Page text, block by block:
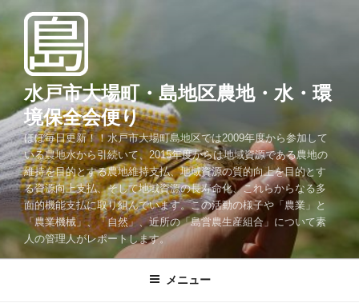
ス
キ
ッ
プ
水戸市大場町・島地区農地・水・環
境保全会便り
ほぼ毎日更新！！水戸市大場町島地区では2009年度から参加して
いる農地水から引続いて、2015年度からは地域資源である農地の
維持を目的とする農地維持支払、地域資源の質的向上を目的とす
る資源向上支払、そして地域資源の長寿命化、これらからなる多
面的機能支払に取り組んでいます。この活動の様子や「農業」と
「農業機械」、「自然」、近所の「島営農生産組合」について素
人の管理人がレポートします。
メニュー